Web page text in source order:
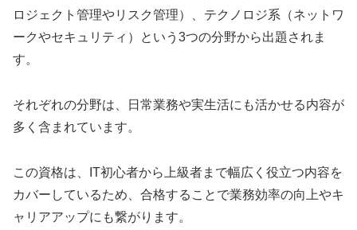
ロジェクト管理やリスク管理）、テクノロジ系（ネットワ
ークやセキュリティ）という3つの分野から出題されま
す。
それぞれの分野は、日常業務や実生活にも活かせる内容が
多く含まれています。
この資格は、IT初心者から上級者まで幅広く役立つ内容を
カバーしているため、合格することで業務効率の向上やキ
ャリアアップにも繋がります。